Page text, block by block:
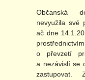
Občanská
nevyužila své
ač dne
o převzetí
a nezávislí se
zastupovat.